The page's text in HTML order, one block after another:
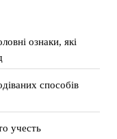
ознаки, які
способів
учесть